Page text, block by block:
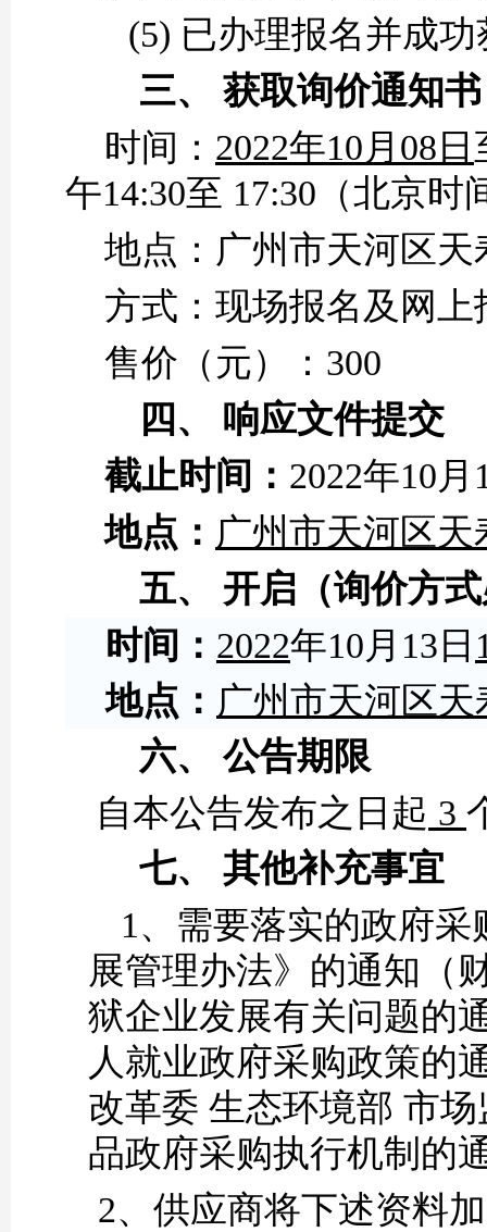
(5) 已办理报名并成
三、 获取询价通知书
时间： 2022年10月 08 日
午14:30至 17:30（北京
地点：广州市天河区天
方式：现场报名及网
售价（元）： 300
四、 响应文件提交
截止时间： 2022年10月
地点： 广州市天河区天
五、 开启（询价方
时间： 2022年10月 13 日
地点： 广州市天河区天
六、 公告期限
自本公告发布之日起 3
七、 其他补充事宜
1、 需要落实的政府
展管理办法》的通知（
狱企业发展有关问题的
人就业政府采购政策的
改革委 生态环境部 市
品政府采购执行机制的
2、供应商将下述资料